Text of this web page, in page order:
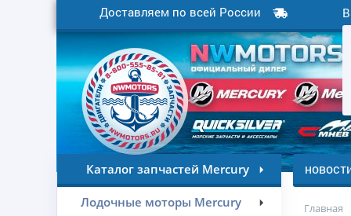
Доставляем по всей России
Каталог запчастей Mercury
Лодочные моторы Mercury
Главная